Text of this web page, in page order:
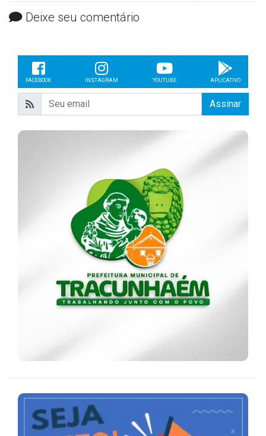
Deixe seu comentário
FACEBOOK INSTAGRAM YOUTUBE APLICATIVO
Assinar